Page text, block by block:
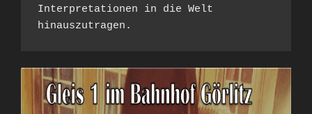
Interpretationen in die Welt
hinauszutragen.